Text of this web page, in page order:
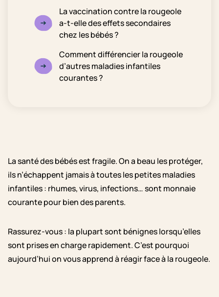
La vaccination contre la rougeole
a-t-elle des effets secondaires
chez les bébés ?
Comment différencier la rougeole
d’autres maladies infantiles
courantes ?
La santé des bébés est fragile. On a beau les protéger,
ils n’échappent jamais à toutes les petites maladies
infantiles : rhumes, virus, infections… sont monnaie
courante pour bien des parents.
Rassurez-vous : la plupart sont bénignes lorsqu’elles
sont prises en charge rapidement. C’est pourquoi
aujourd’hui on vous apprend à réagir face à la rougeole.